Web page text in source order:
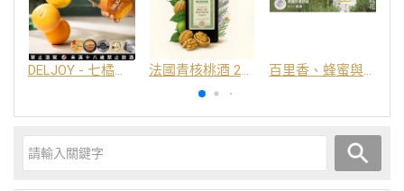
DELJOY - 七橘干邑利口酒 24% 法國青核桃酒 25% 百里香、蜂蜜與番紅花酒